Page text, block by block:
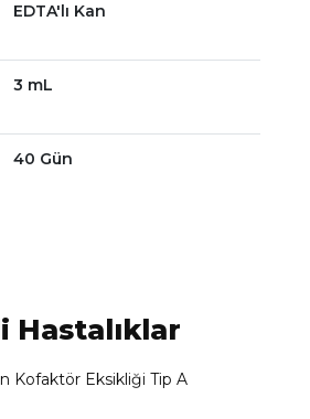
EDTA'lı Kan
3 mL
40 Gün
Hastalıklar
Kofaktör Eksikliği Tip A